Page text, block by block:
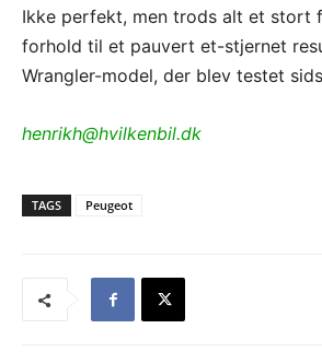
Ikke perfekt, men trods alt et stort
forhold til et pauvert et-stjernet
Wrangler-model, der blev testet
henrikh@hvilkenbil.dk
TAGS Peugeot